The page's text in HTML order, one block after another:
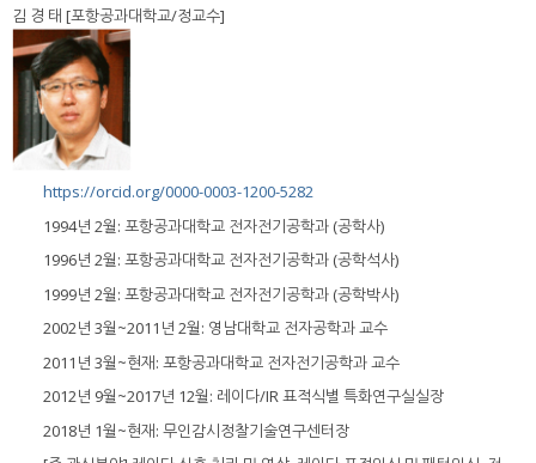
김 경 태 [포항공과대학교/정교수]
https://orcid.org/0000-0003-1200-5282
1994년 2월: 포항공과대학교 전자전기공학과 (공학사)
1996년 2월: 포항공과대학교 전자전기공학과 (공학석사)
1999년 2월: 포항공과대학교 전자전기공학과 (공학박사)
2002년 3월~2011년 2월: 영남대학교 전자공학과 교수
2011년 3월~현재: 포항공과대학교 전자전기공학과 교수
2012년 9월~2017년 12월: 레이다/IR 표적식별 특화연구실실장
2018년 1월~현재: 무인감시정찰기술연구센터장